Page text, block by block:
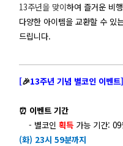
13주년을 맞이하여 즐거운 비
다양한 아이템을 교환할 수 있
드립니다.
[🎉13주년 기념 별코인 이벤트]
⏰ 이벤트 기간
- 별코인 획득 가능 기간:
(화) 23시 59분까지